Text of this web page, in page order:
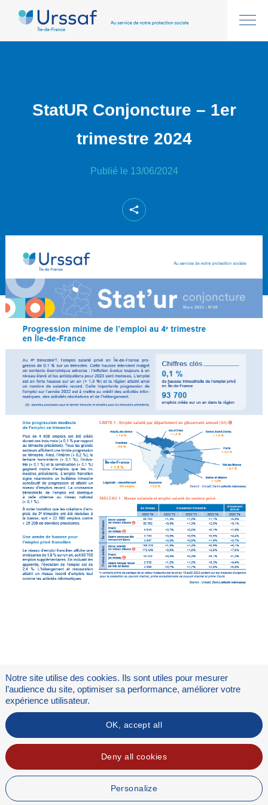
StatUR Conjoncture – 1er
trimestre 2024
Publié le 13/06/2024
Flux RSS
Notre site utilise des cookies. Ils sont utiles pour mesurer
l’audience du site, optimiser sa performance, améliorer votre
expérience utilisateur.
OK, accept all
Deny all cookies
Personalize